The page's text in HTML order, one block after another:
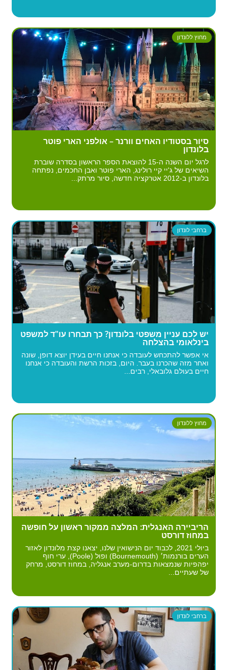
מחוץ ללונדון
סיור בסטודיו האחים וורנר – אולפני הארי פוטר
בלונדון
לרגל יום השנה ה-15 להוצאת הספר הראשון בסדרה שוברת
השיאים של ג'יי קיי רולינג, הארי פוטר ואבן החכמים, נפתחה
בלונדון ב-2012 אטרקציה חדשה, סיור מרתק...
ברחבי לונדון
יש לכם עניין משפטי בלונדון? כך תבחרו עו"ד למשפט
בינלאומי בהצלחה
אי אפשר להתכחש לעובדה כי אנחנו חיים בעידן יוצא דופן, שונה
ואחר מזה שהכרנו בעבר. היום, בזכות הרשת והעובדה כי אנחנו
חיים בעולם גלובאלי, רבים...
מחוץ ללונדון
הריביירה האנגלית: המלצה ממקור ראשון על חופשה
במחוז דורסט
ביולי 2021, לכבוד יום הנישואין שלנו, יצאנו קצת מלונדון לאזור
הערים בורנמות׳ (Bournemouth) ופוּל (Poole), ערי חוף
יפהפיות שנמצאות בדרום-מערב אנגליה, במחוז דורסט, מרחק
של שעתיים...
ברחבי לונדון